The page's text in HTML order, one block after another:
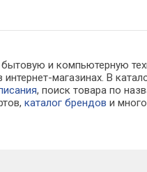
и компьютерную
в интернет-магазинах. В
, поиск товара по
каталог брендов и